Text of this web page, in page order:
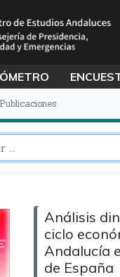
Publicaciones
Análisis
ciclo
Andalucía
de España